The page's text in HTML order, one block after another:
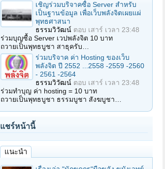
เชิญร่วมบริจาคซื้อ Server สำหรับ
เป็นฐานข้อมูล เพื่อเว็บพลังจิตเผยแผ่
พุทธศาสนา
ธรรมวิวัฒน์ ตอบ เสาร์ เวลา 23:48
ร่วมบุญซื้อ Server เวปพลังจิต 10 บาท
ถวายเป็นพุทธบูชา สาธุครับ…
ร่วมบริจาค ค่า Hosting ของเว็บ
พลังจิต ปี 2552 ...2558 -2559 -2560
- 2561 -2564
ธรรมวิวัฒน์ ตอบ เสาร์ เวลา 23:48
ร่วมทำบุญ ค่า hosting = 10 บาท
ถวายเป็นพุทธบูชา ธรรมบูชา สังฆบูชา…
แชร์หน้านี้
แนะนำ